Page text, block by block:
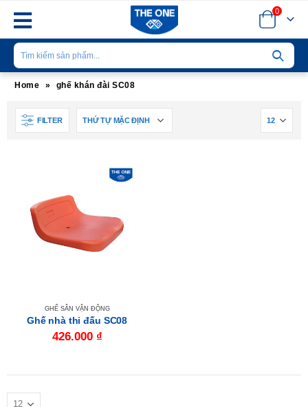
0
Home » ghế khán đài SC08
FILTER
GHẾ SÂN VẬN ĐỘNG
Ghế nhà thi đấu SC08
426.000 ₫